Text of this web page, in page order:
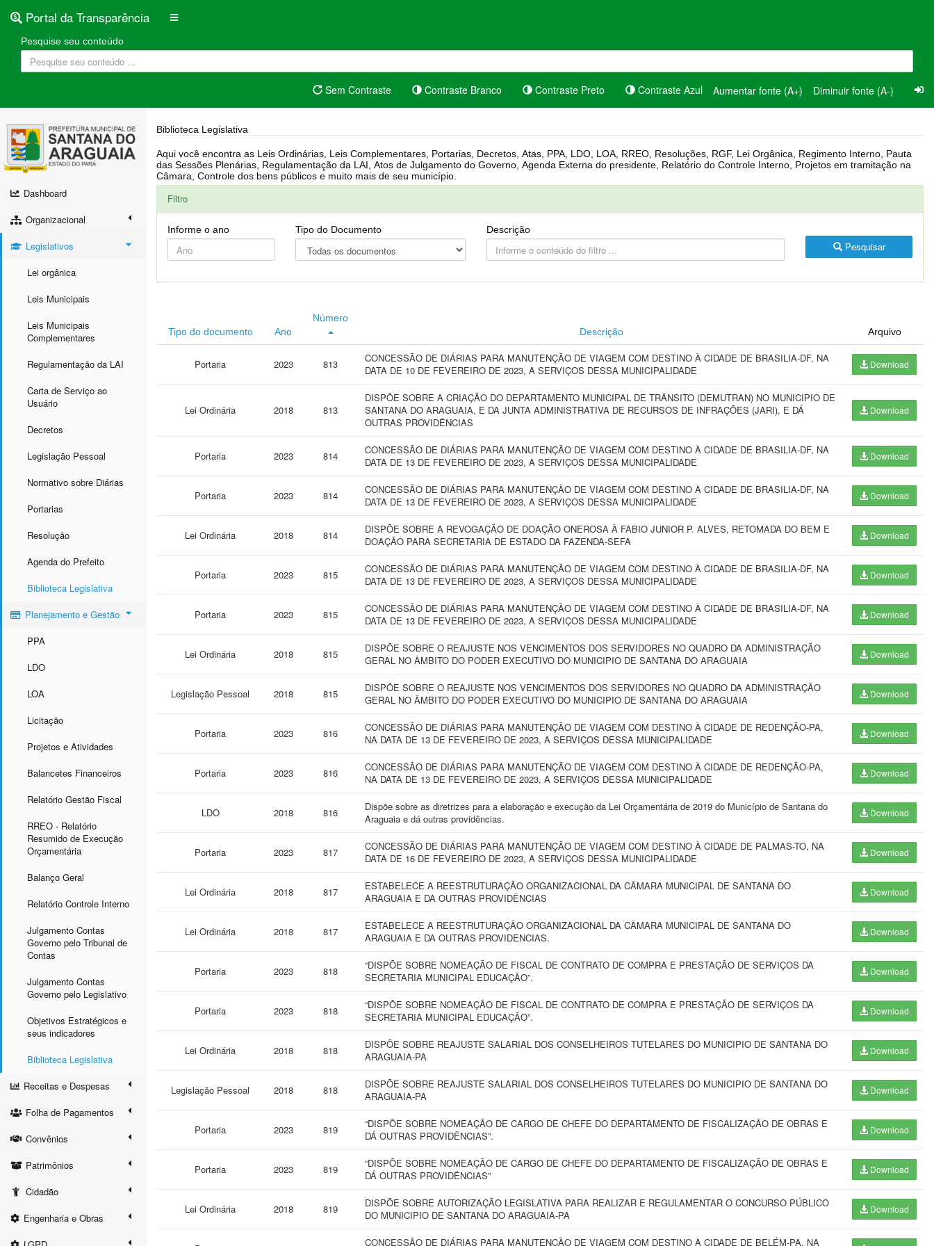
Portal da Transparência
Pesquise seu conteúdo
Sem Contraste Contraste Branco Contraste Preto Contraste Azul Aumentar fonte (A+) Diminuir fonte (A-)
Dashboard
Organizacional
Legislativos
Lei orgânica
Leis Municipais
Leis Municipais
Complementares
Regulamentação da LAI
Carta de Serviço ao
Usuário
Decretos
Legislação Pessoal
Normativo sobre Diárias
Portarias
Resolução
Agenda do Prefeito
Biblioteca Legislativa
Planejamento e Gestão
PPA
LDO
LOA
Licitação
Projetos e Atividades
Balancetes Financeiros
Relatório Gestão Fiscal
RREO - Relatório
Resumido de Execução
Orçamentária
Balanço Geral
Relatório Controle Interno
Julgamento Contas
Governo pelo Tribunal de
Contas
Julgamento Contas
Governo pelo Legislativo
Objetivos Estratégicos e
seus indicadores
Biblioteca Legislativa
Receitas e Despesas
Folha de Pagamentos
Convênios
Patrimônios
Cidadão
Engenharia e Obras
Biblioteca Legislativa
Aqui você encontra as Leis Ordinárias, Leis Complementares, Portarias, Decretos, Atas, PPA, LDO, LOA, RREO, Resoluções, RGF, Lei Orgânica, Regimento Interno, Pauta
das Sessões Plenárias, Regulamentação da LAI, Atos de Julgamento do Governo, Agenda Externa do presidente, Relatório do Controle Interno, Projetos em tramitação na
Câmara, Controle dos bens públicos e muito mais de seu município.
Filtro
Informe o ano Tipo do Documento Descrição
Pesquisar
Tipo do documento Ano
Número
Descrição
Arquivo
Portaria 2023 813
CONCESSÃO DE DIÁRIAS PARA MANUTENÇÃO DE VIAGEM COM DESTINO À CIDADE DE BRASILIA-DF, NA
DATA DE 10 DE FEVEREIRO DE 2023, A SERVIÇOS DESSA MUNICIPALIDADE
Download
Lei Ordinária 2018 813
DISPÕE SOBRE A CRIAÇÃO DO DEPARTAMENTO MUNICIPAL DE TRÂNSITO (DEMUTRAN) NO MUNICIPIO DE
SANTANA DO ARAGUAIA, E DA JUNTA ADMINISTRATIVA DE RECURSOS DE INFRAÇÕES (JARI), E DÁ
OUTRAS PROVIDÊNCIAS
Download
Portaria 2023 814
CONCESSÃO DE DIÁRIAS PARA MANUTENÇÃO DE VIAGEM COM DESTINO À CIDADE DE BRASILIA-DF, NA
DATA DE 13 DE FEVEREIRO DE 2023, A SERVIÇOS DESSA MUNICIPALIDADE
Download
Portaria 2023 814
CONCESSÃO DE DIÁRIAS PARA MANUTENÇÃO DE VIAGEM COM DESTINO À CIDADE DE BRASILIA-DF, NA
DATA DE 13 DE FEVEREIRO DE 2023, A SERVIÇOS DESSA MUNICIPALIDADE
Download
Lei Ordinária 2018 814
DISPÕE SOBRE A REVOGAÇÃO DE DOAÇÃO ONEROSA À FABIO JUNIOR P. ALVES, RETOMADA DO BEM E
DOAÇÃO PARA SECRETARIA DE ESTADO DA FAZENDA-SEFA
Download
Portaria 2023 815
CONCESSÃO DE DIÁRIAS PARA MANUTENÇÃO DE VIAGEM COM DESTINO À CIDADE DE BRASILIA-DF, NA
DATA DE 13 DE FEVEREIRO DE 2023, A SERVIÇOS DESSA MUNICIPALIDADE
Download
Portaria 2023 815
CONCESSÃO DE DIÁRIAS PARA MANUTENÇÃO DE VIAGEM COM DESTINO À CIDADE DE BRASILIA-DF, NA
DATA DE 13 DE FEVEREIRO DE 2023, A SERVIÇOS DESSA MUNICIPALIDADE
Download
Lei Ordinária 2018 815
DISPÕE SOBRE O REAJUSTE NOS VENCIMENTOS DOS SERVIDORES NO QUADRO DA ADMINISTRAÇÃO
GERAL NO ÂMBITO DO PODER EXECUTIVO DO MUNICIPIO DE SANTANA DO ARAGUAIA
Download
Legislação Pessoal 2018 815
DISPÕE SOBRE O REAJUSTE NOS VENCIMENTOS DOS SERVIDORES NO QUADRO DA ADMINISTRAÇÃO
GERAL NO ÂMBITO DO PODER EXECUTIVO DO MUNICIPIO DE SANTANA DO ARAGUAIA
Download
Portaria 2023 816
CONCESSÃO DE DIÁRIAS PARA MANUTENÇÃO DE VIAGEM COM DESTINO À CIDADE DE REDENÇÃO-PA,
NA DATA DE 13 DE FEVEREIRO DE 2023, A SERVIÇOS DESSA MUNICIPALIDADE
Download
Portaria 2023 816
CONCESSÃO DE DIÁRIAS PARA MANUTENÇÃO DE VIAGEM COM DESTINO À CIDADE DE REDENÇÃO-PA,
NA DATA DE 13 DE FEVEREIRO DE 2023, A SERVIÇOS DESSA MUNICIPALIDADE
Download
LDO 2018 816
Dispõe sobre as diretrizes para a elaboração e execução da Lei Orçamentária de 2019 do Município de Santana do
Araguaia e dá outras providências.
Download
Portaria 2023 817
CONCESSÃO DE DIÁRIAS PARA MANUTENÇÃO DE VIAGEM COM DESTINO À CIDADE DE PALMAS-TO, NA
DATA DE 16 DE FEVEREIRO DE 2023, A SERVIÇOS DESSA MUNICIPALIDADE
Download
Lei Ordinária 2018 817
ESTABELECE A REESTRUTURAÇÃO ORGANIZACIONAL DA CÂMARA MUNICIPAL DE SANTANA DO
ARAGUAIA E DA OUTRAS PROVIDÊNCIAS
Download
Lei Ordinária 2018 817
ESTABELECE A REESTRUTURAÇÃO ORGANIZACIONAL DA CÂMARA MUNICIPAL DE SANTANA DO
ARAGUAIA E DA OUTRAS PROVIDENCIAS.
Download
Portaria 2023 818
“DISPÕE SOBRE NOMEAÇÃO DE FISCAL DE CONTRATO DE COMPRA E PRESTAÇÃO DE SERVIÇOS DA
SECRETARIA MUNICIPAL EDUCAÇÃO”.
Download
Portaria 2023 818
“DISPÕE SOBRE NOMEAÇÃO DE FISCAL DE CONTRATO DE COMPRA E PRESTAÇÃO DE SERVIÇOS DA
SECRETARIA MUNICIPAL EDUCAÇÃO”.
Download
Lei Ordinária 2018 818
DISPÕE SOBRE REAJUSTE SALARIAL DOS CONSELHEIROS TUTELARES DO MUNICIPIO DE SANTANA DO
ARAGUAIA-PA
Download
Legislação Pessoal 2018 818
DISPÕE SOBRE REAJUSTE SALARIAL DOS CONSELHEIROS TUTELARES DO MUNICIPIO DE SANTANA DO
ARAGUAIA-PA
Download
Portaria 2023 819
“DISPÕE SOBRE NOMEAÇÃO DE CARGO DE CHEFE DO DEPARTAMENTO DE FISCALIZAÇÃO DE OBRAS E
DÁ OUTRAS PROVIDÊNCIAS”.
Download
Portaria 2023 819
“DISPÕE SOBRE NOMEAÇÃO DE CARGO DE CHEFE DO DEPARTAMENTO DE FISCALIZAÇÃO DE OBRAS E
DÁ OUTRAS PROVIDÊNCIAS”
Download
Lei Ordinária 2018 819
DISPÕE SOBRE AUTORIZAÇÃO LEGISLATIVA PARA REALIZAR E REGULAMENTAR O CONCURSO PÚBLICO
DO MUNICIPIO DE SANTANA DO ARAGUAIA-PA
Download
CONCESSÃO DE DIÁRIAS PARA MANUTENÇÃO DE VIAGEM COM DESTINO À CIDADE DE BELÉM-PA, NA